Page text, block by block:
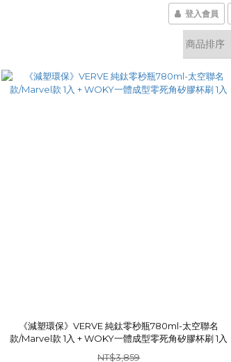
登入會員
《減塑環保》VERVE 純鈦零秒瓶780ml-太空聯名
款/Marvel款 1入 + WOKY一體成型零死角矽膠杯刷 1入
NT$3,859